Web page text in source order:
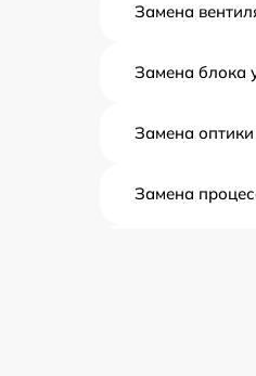
Замена
Замена блока
Замена
Замена